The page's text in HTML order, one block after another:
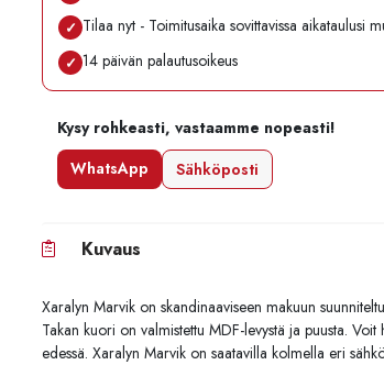
✓ Tilaa nyt - Toimitusaika sovittavissa aikataulusi
✓ 14 päivän palautusoikeus
Kysy rohkeasti, vastaamme nopeasti!
WhatsApp
Sähköposti
Kuvaus
Xaralyn Marvik on skandinaaviseen makuun
Takan kuori on valmistettu MDF-levystä ja puusta.
edessä. Xaralyn Marvik on saatavilla kolmella eri